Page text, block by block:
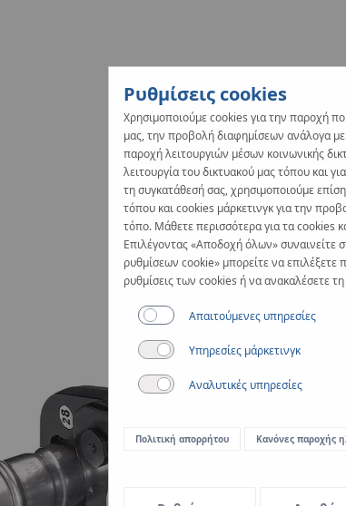
Ρυθμίσεις cookies
Χρησιμοποιούμε cookies για την παροχή
μας, την προβολή διαφημίσεων ανάλογα
παροχή λειτουργιών μέσων κοινωνικής
λειτουργία του δικτυακού μας τόπου και
τη συγκατάθεσή σας, χρησιμοποιούμε
τόπου και cookies μάρκετινγκ για την
τόπο. Μάθετε περισσότερα για τα cookies
Επιλέγοντας «Αποδοχή όλων»
ρυθμίσεων cookie» μπορείτε να
ρυθμίσεις των cookies ή να ανακαλέσετε
Απαιτούμενες υπηρεσίες
Υπηρεσίες μάρκετινγκ
Αναλυτικές υπηρεσίες
Πολιτική απορρήτου Κανόνες παροχής